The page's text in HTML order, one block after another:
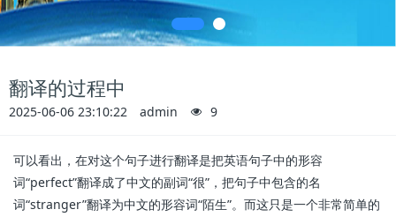
翻译的过程中
2025-06-06 23:10:22 admin 9
可以看出，在对这个句子进行翻译是把英语句子中的形容
词“perfect”翻译成了中文的副词“很”，把句子中包含的名
词“stranger”翻译为中文的形容词“陌生”。而这只是一个非常简单的